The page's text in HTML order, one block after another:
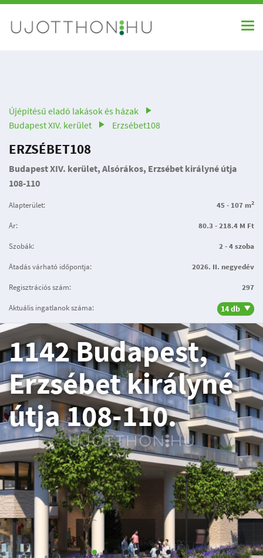
Újépítésű eladó lakások és házak
Budapest XIV. kerület
Erzsébet108
ERZSÉBET108
Budapest XIV. kerület, Alsórákos, Erzsébet királyné útja
108-110
Alapterület: 45 - 107 m2
Ár: 80.3 - 218.4 M Ft
Szobák: 2 - 4 szoba
Átadás várható időpontja: 2026. II. negyedév
Regisztrációs szám: 297
Aktuális ingatlanok száma: 14 db
1142 Budapest,
Erzsébet királyné
útja 108-110.